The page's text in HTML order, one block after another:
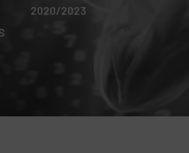
2020/2023